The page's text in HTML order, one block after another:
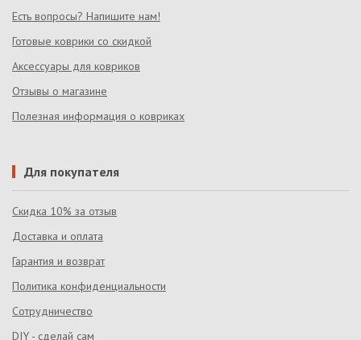
Есть вопросы? Напишите нам!
Готовые коврики со скидкой
Аксессуары для ковриков
Отзывы о магазине
Полезная информация о ковриках
Для покупателя
Скидка 10% за отзыв
Доставка и оплата
Гарантия и возврат
Политика конфиденциальности
Сотрудничество
DIY - сделай сам